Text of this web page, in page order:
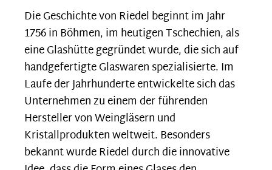
Die Geschichte von Riedel beginnt im Jahr
1756 in Böhmen, im heutigen Tschechien, als
eine Glashütte gegründet wurde, die sich auf
handgefertigte Glaswaren spezialisierte. Im
Laufe der Jahrhunderte entwickelte sich das
Unternehmen zu einem der führenden
Hersteller von Weingläsern und
Kristallprodukten weltweit. Besonders
bekannt wurde Riedel durch die innovative